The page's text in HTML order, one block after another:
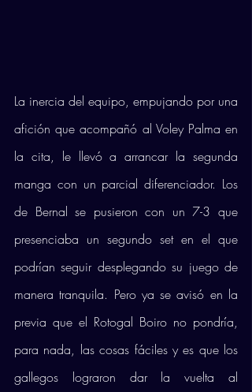
La inercia del equipo, empujando por una
afición que acompañó al Voley Palma en
la cita, le llevó a arrancar la segunda
manga con un parcial diferenciador. Los
de Bernal se pusieron con un 7-3 que
presenciaba un segundo set en el que
podrían seguir desplegando su juego de
manera tranquila. Pero ya se avisó en la
previa que el Rotogal Boiro no pondría,
para nada, las cosas fáciles y es que los
gallegos lograron dar la vuelta al